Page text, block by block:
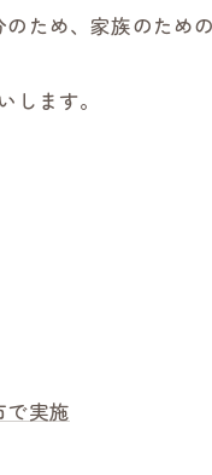
ため、家族のため
します。
で実施